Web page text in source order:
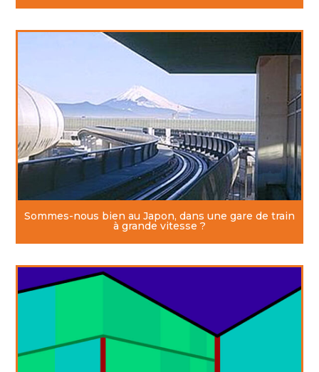
Sommes-nous bien au Japon, dans une gare de train
à grande vitesse ?